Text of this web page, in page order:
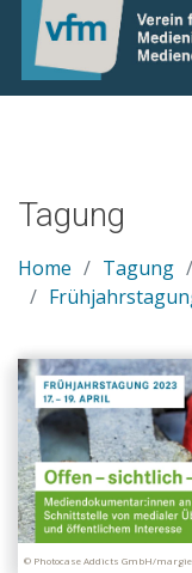
Tagung
Home Tagung
© Photocase Addicts GmbH/margie